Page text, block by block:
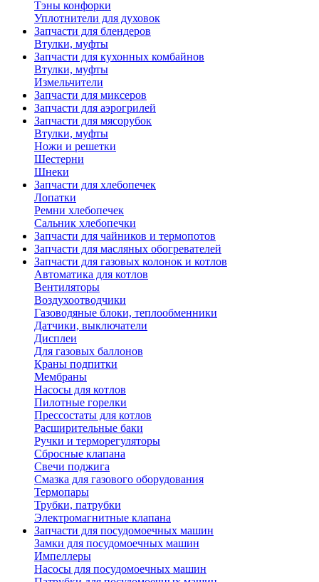
Тэны конфорки
Уплотнители для духовок
Запчасти для блендеров
Втулки, муфты
Запчасти для кухонных комбайнов
Втулки, муфты
Измельчители
Запчасти для миксеров
Запчасти для аэрогрилей
Запчасти для мясорубок
Втулки, муфты
Ножи и решетки
Шестерни
Шнеки
Запчасти для хлебопечек
Лопатки
Ремни хлебопечек
Сальник хлебопечки
Запчасти для чайников и термопотов
Запчасти для масляных обогревателей
Запчасти для газовых колонок и котлов
Автоматика для котлов
Вентиляторы
Воздухоотводчики
Газоводяные блоки, теплообменники
Датчики, выключатели
Дисплеи
Для газовых баллонов
Краны подпитки
Мембраны
Насосы для котлов
Пилотные горелки
Прессостаты для котлов
Расширительные баки
Ручки и терморегуляторы
Сбросные клапана
Свечи поджига
Смазка для газового оборудования
Термопары
Трубки, патрубки
Электромагнитные клапана
Запчасти для посудомоечных машин
Замки для посудомоечных машин
Импеллеры
Насосы для посудомоечных машин